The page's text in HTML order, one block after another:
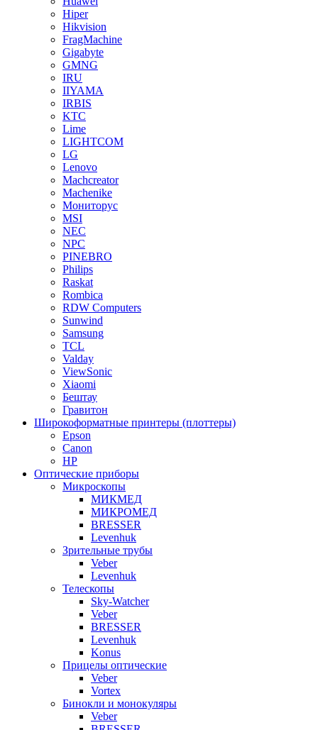
Hiper
Hikvision
FragMachine
Gigabyte
GMNG
IRU
IIYAMA
IRBIS
KTC
Lime
LIGHTCOM
LG
Lenovo
Machcreator
Machenike
Мониторус
MSI
NEC
NPC
PINEBRO
Philips
Raskat
Rombica
RDW Computers
Sunwind
Samsung
TCL
Valday
ViewSonic
Xiaomi
Бештау
Гравитон
Широкоформатные принтеры (плоттеры)
Epson
Canon
HP
Оптические приборы
Микроскопы
МИКМЕД
МИКРОМЕД
BRESSER
Levenhuk
Зрительные трубы
Veber
Levenhuk
Телескопы
Sky-Watcher
Veber
BRESSER
Levenhuk
Konus
Прицелы оптические
Veber
Vortex
Бинокли и монокуляры
Veber